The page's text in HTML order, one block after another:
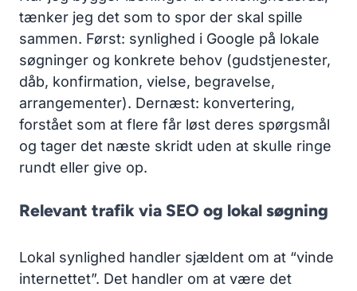
tænker jeg det som to spor der skal spille
sammen. Først: synlighed i Google på lokale
søgninger og konkrete behov (gudstjenester,
dåb, konfirmation, vielse, begravelse,
arrangementer). Dernæst: konvertering,
forstået som at flere får løst deres spørgsmål
og tager det næste skridt uden at skulle ringe
rundt eller give op.
Relevant trafik via SEO og lokal søgning
Lokal synlighed handler sjældent om at “vinde
internettet”. Det handler om at være det